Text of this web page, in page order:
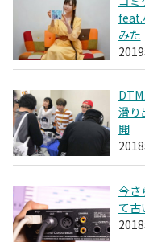
feat.
みた
滑り
開
今さ
て古